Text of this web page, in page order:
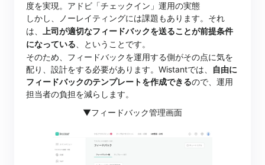
度を実現。アドビ「チェックイン」運用の実態
しかし、ノーレイティングには課題もあります。それ
は、
上司が適切なフィードバックを送ることが前提条件
になっている 、ということです。
そのため、フィードバックを運用する側がその点に気を
配り、設計をする必要があります。Wistantでは、
自由に
フィードバックのテンプレートを作成できるので、運用
担当者の負担を減らします。
▼フィードバック管理画面